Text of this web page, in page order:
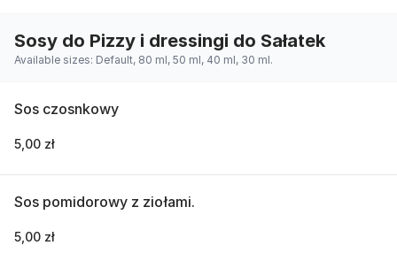
Sosy do Pizzy i dressingi do Sałatek
Available sizes: Default, 80 ml, 50 ml, 40 ml, 30 ml.
Sos czosnkowy
5,00 zł
Sos pomidorowy z ziołami.
5,00 zł